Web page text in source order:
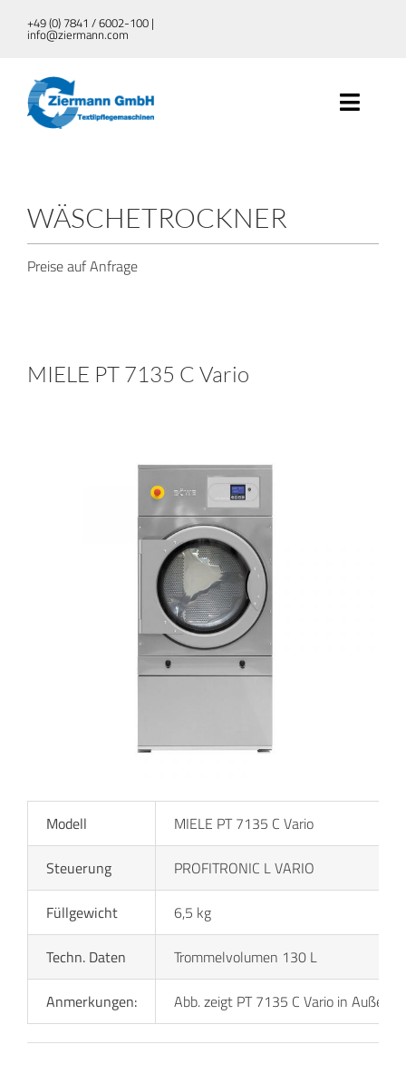
Inhalt
+49 (0) 7841 / 6002-100 |
info@ziermann.com
Toggle
TEXTILPFLEGEMASCHINEN
DEKONTAMINATION
AKTUELLES
WÄSCHETROCKNER
Preise auf Anfrage
MIELE PT 7135 C Vario
Modell MIELE PT 7135 C Vario
Steuerung PROFITRONIC L VARIO
Füllgewicht 6,5 kg
Techn. Daten Trommelvolumen 130 L
Anmerkungen: Abb. zeigt PT 7135 C Vario in